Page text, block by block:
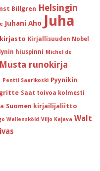
Billgren Helsingin
Juhani Aho Juha
Kirjallisuuden Nobel
hiuspinni Michel de
Musta runokirja
Pentti Saarikoski Pyynikin
Saat toivoa kolmesti
Suomen kirjailijaliitto
Wallensköld Viljo Kajava Walt